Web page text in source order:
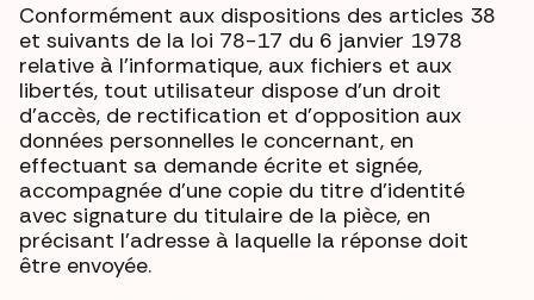
Conformément aux dispositions des articles 38
et suivants de la loi 78-17 du 6 janvier 1978
relative à l’informatique, aux fichiers et aux
libertés, tout utilisateur dispose d’un droit
d’accès, de rectification et d’opposition aux
données personnelles le concernant, en
effectuant sa demande écrite et signée,
accompagnée d’une copie du titre d’identité
avec signature du titulaire de la pièce, en
précisant l’adresse à laquelle la réponse doit
être envoyée.